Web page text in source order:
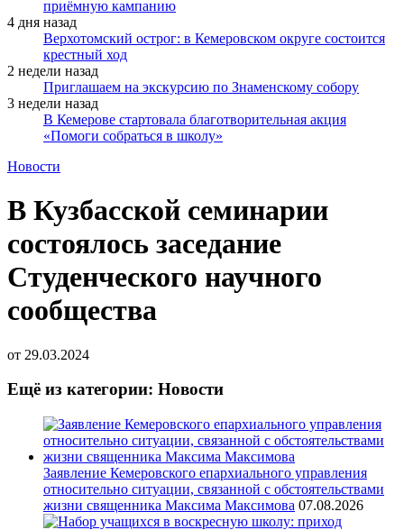
приёмную кампанию
4 дня назад
Верхотомский острог: в Кемеровском округе состоится
крестный ход
2 недели назад
Приглашаем на экскурсию по Знаменскому собору
3 недели назад
В Кемерове стартовала благотворительная акция
«Помоги собраться в школу»
Новости
В Кузбасской семинарии
состоялось заседание
Студенческого научного
сообщества
от 29.03.2024
Ещё из категории: Новости
Заявление Кемеровского епархиального управления
относительно ситуации, связанной с обстоятельствами
жизни священника Максима Максимова 07.08.2026